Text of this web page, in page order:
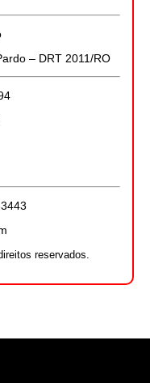
– DRT 2011/RO
reservados.